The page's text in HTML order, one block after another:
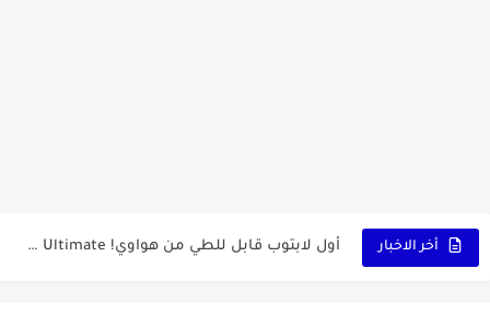
أخر الاخبار أول لابتوب قابل للطي من هواوي! MateBook X Fold Ultimate...